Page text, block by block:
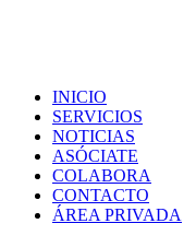
INICIO
SERVICIOS
NOTICIAS
ASÓCIATE
COLABORA
CONTACTO
ÁREA PRIVADA